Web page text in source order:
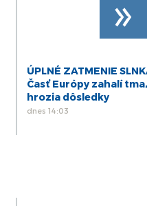
ÚPLNÉ ZATMENIE
Časť Európy zahalí tma,
hrozia dôsledky
dnes 14:03
»